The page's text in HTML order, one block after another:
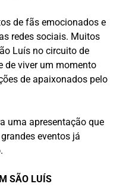
de fãs emocionados e
redes sociais. Muitos
Luís no circuito de
de viver um momento
de apaixonados pelo
uma apresentação que
eventos já
SÃO LUÍS